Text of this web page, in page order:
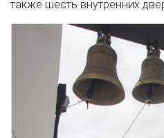
также шесть внутренних